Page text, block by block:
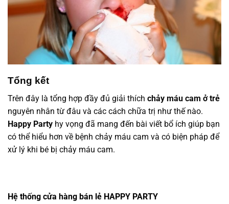
Tổng kết
Trên đây là tổng hợp đầy đủ giải thích chảy máu cam ở trẻ
nguyên nhân từ đâu và các cách chữa trị như thế nào.
Happy Party hy vọng đã mang đến bài viết bổ ích giúp bạn
có thể hiểu hơn về bệnh chảy máu cam và có biện pháp để
xử lý khi bé bị chảy máu cam.
Hệ thống cửa hàng bán lẻ HAPPY PARTY